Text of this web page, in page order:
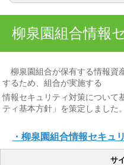
柳泉園組合情報
柳泉園組合が保有する情報資
するため、組合が実施する
情報セキュリティ対策について
ティ基本方針」を策定しました。
・柳泉園組合情報セキュ
サ